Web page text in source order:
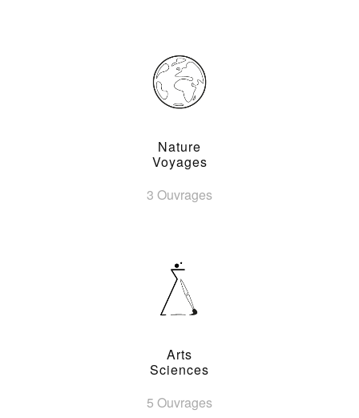
Nature
Voyages
3 Ouvrages
Arts
Sciences
5 Ouvrages